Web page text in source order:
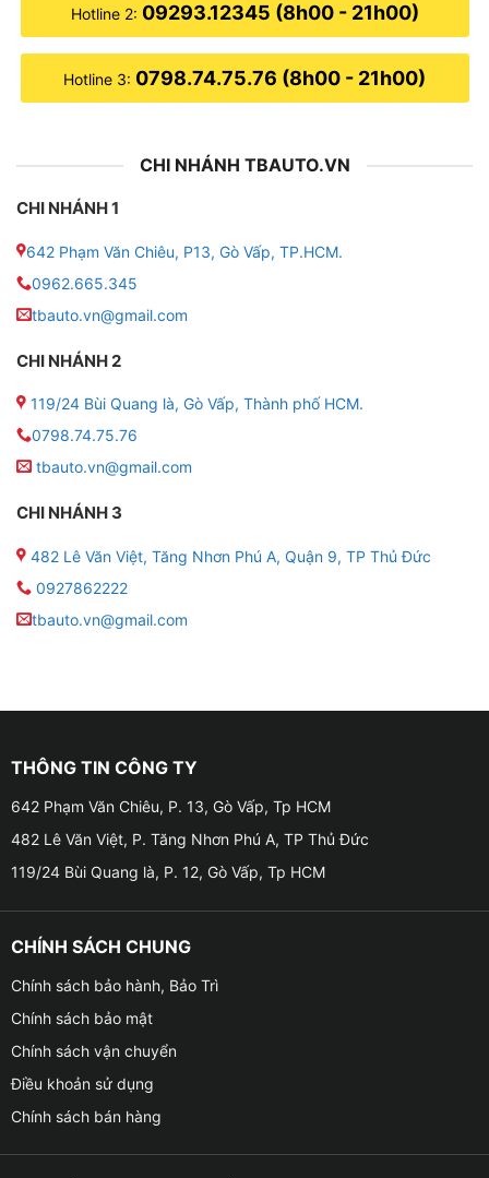
Hotline 2: 09293.12345 (8h00 - 21h00)
Hotline 3: 0798.74.75.76 (8h00 - 21h00)
CHI NHÁNH TBAUTO.VN
CHI NHÁNH 1
642 Phạm Văn Chiêu, P13, Gò Vấp, TP.HCM.
0962.665.345
tbauto.vn@gmail.com
CHI NHÁNH 2
119/24 Bùi Quang là, Gò Vấp, Thành phố HCM.
0798.74.75.76
tbauto.vn@gmail.com
CHI NHÁNH 3
482 Lê Văn Việt, Tăng Nhơn Phú A, Quận 9, TP Thủ Đức
0927862222
tbauto.vn@gmail.com
THÔNG TIN CÔNG TY
642 Phạm Văn Chiêu, P. 13, Gò Vấp, Tp HCM
482 Lê Văn Việt, P. Tăng Nhơn Phú A, TP Thủ Đức
119/24 Bùi Quang là, P. 12, Gò Vấp, Tp HCM
CHÍNH SÁCH CHUNG
Chính sách bảo hành, Bảo Trì
Chính sách bảo mật
Chính sách vận chuyển
Điều khoản sử dụng
Chính sách bán hàng